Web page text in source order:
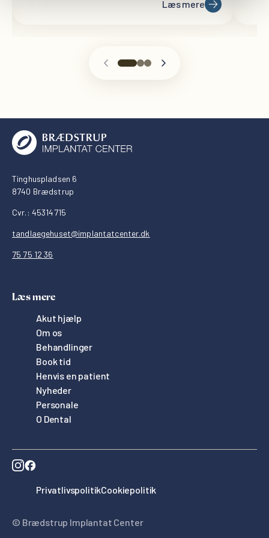
Læs mere
Tinghuspladsen 6
8740 Brædstrup
Cvr.: 45314715
tandlaegehuset@implantatcenter.dk
75 75 12 36
Læs mere
Akut hjælp
Om os
Behandlinger
Book tid
Henvis en patient
Nyheder
Personale
O Dental
PrivatlivspolitikCookiepolitik
© Brædstrup Implantat Center